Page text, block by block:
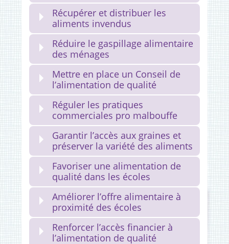
Récupérer et distribuer les
aliments invendus
Réduire le gaspillage alimentaire
des ménages
Mettre en place un Conseil de
l’alimentation de qualité
Réguler les pratiques
commerciales pro malbouffe
Garantir l’accès aux graines et
préserver la variété des aliments
Favoriser une alimentation de
qualité dans les écoles
Améliorer l’offre alimentaire à
proximité des écoles
Renforcer l’accès financier à
l’alimentation de qualité